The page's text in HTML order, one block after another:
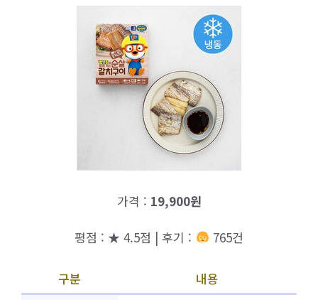
가격 : 19,900원
평점 : ★ 4.5점 | 후기 : 765건
구분
내용